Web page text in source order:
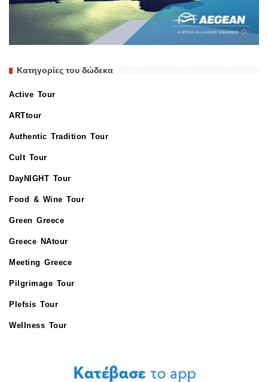
Κατηγορίες του δώδεκα
Active Tour
ARTtour
Authentic Tradition Tour
Cult Tour
DayNIGHT Tour
Food & Wine Tour
Green Greece
Greece NAtour
Meeting Greece
Pilgrimage Tour
Plefsis Tour
Wellness Tour